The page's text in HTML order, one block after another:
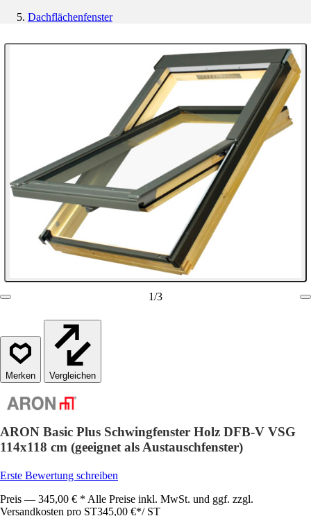
Dachflächenfenster
1/3
Vergleichen
ARON Basic Plus Schwingfenster Holz DFB-V VSG
114x118 cm (geeignet als Austauschfenster)
Erste Bewertung schreiben
Preis — 345,00 € * Alle Preise inkl. MwSt. und ggf. zzgl.
Versandkosten pro ST345,00 €*/ ST